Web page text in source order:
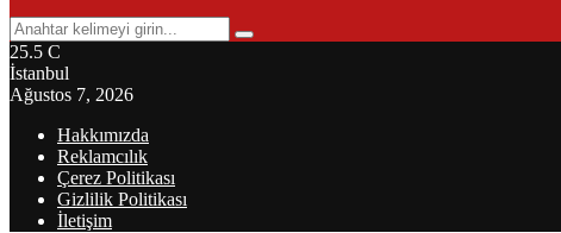
Search
for:
Search
25.5 C
İstanbul
Ağustos 7, 2026
Hakkımızda
Reklamcılık
Çerez Politikası
Gizlilik Politikası
İletişim